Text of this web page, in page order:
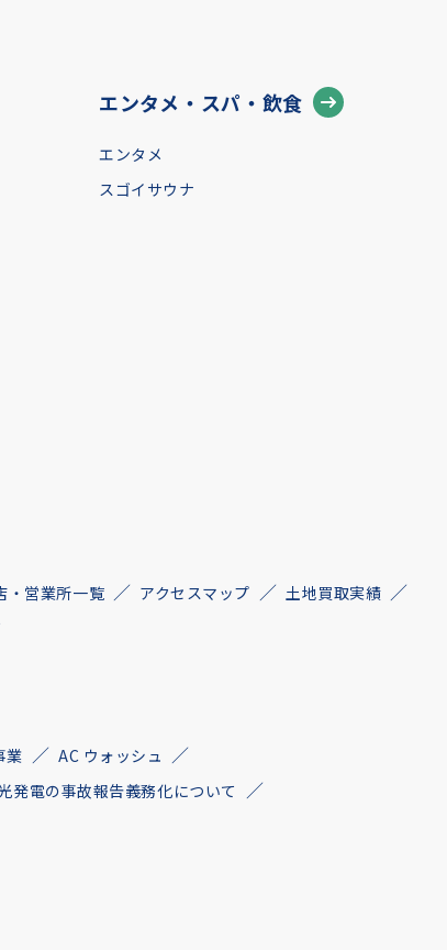
エンタメ・スパ・飲食
エンタメ
スゴイサウナ
・営業所一覧 アクセスマップ
土地買取実績
業
AC ウォッシュ
発電の事故報告義務化について